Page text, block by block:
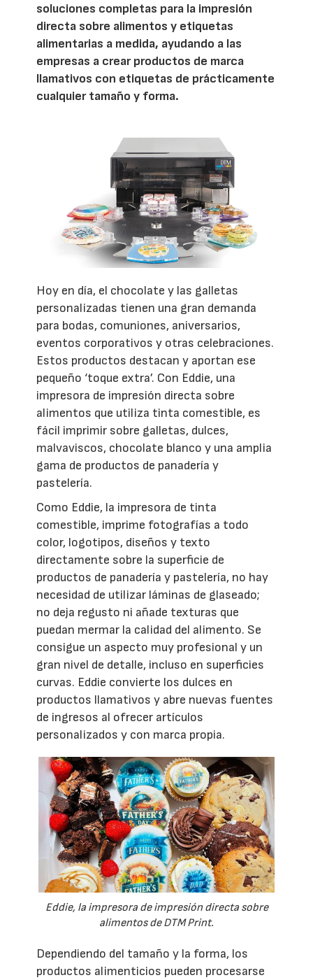
soluciones completas para la impresión
directa sobre alimentos y etiquetas
alimentarias a medida, ayudando a las
empresas a crear productos de marca
llamativos con etiquetas de prácticamente
cualquier tamaño y forma.
Hoy en día, el chocolate y las galletas
personalizadas tienen una gran demanda
para bodas, comuniones, aniversarios,
eventos corporativos y otras celebraciones.
Estos productos destacan y aportan ese
pequeño ‘toque extra’. Con Eddie, una
impresora de impresión directa sobre
alimentos que utiliza tinta comestible, es
fácil imprimir sobre galletas, dulces,
malvaviscos, chocolate blanco y una amplia
gama de productos de panadería y
pastelería.
Como Eddie, la impresora de tinta
comestible, imprime fotografías a todo
color, logotipos, diseños y texto
directamente sobre la superficie de
productos de panadería y pastelería, no hay
necesidad de utilizar láminas de glaseado;
no deja regusto ni añade texturas que
puedan mermar la calidad del alimento. Se
consigue un aspecto muy profesional y un
gran nivel de detalle, incluso en superficies
curvas. Eddie convierte los dulces en
productos llamativos y abre nuevas fuentes
de ingresos al ofrecer artículos
personalizados y con marca propia.
Eddie, la impresora de impresión directa sobre
alimentos de DTM Print.
Dependiendo del tamaño y la forma, los
productos alimenticios pueden procesarse